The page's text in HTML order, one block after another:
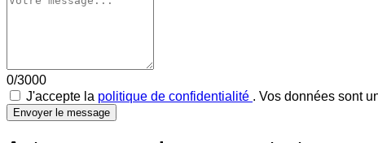
0/3000
J'accepte la politique de confidentialité . Vos données sont
Envoyer le message